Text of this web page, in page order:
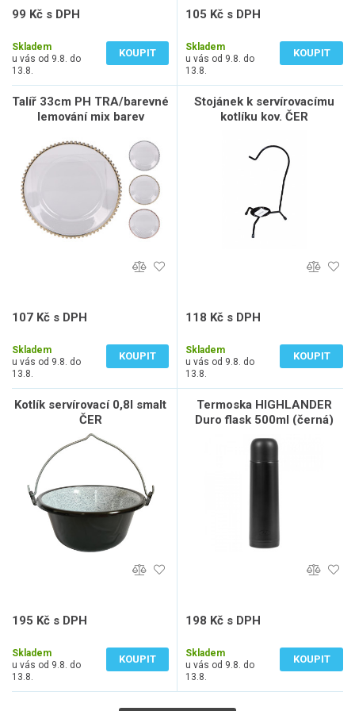
99 Kč s DPH
Skladem
u vás od 9.8. do
13.8.
KOUPIT
105 Kč s DPH
Skladem
u vás od 9.8. do
13.8.
KOUPIT
Talíř 33cm PH TRA/barevné
lemování mix barev
107 Kč s DPH
Skladem
u vás od 9.8. do
13.8.
KOUPIT
Stojánek k servírovacímu
kotlíku kov. ČER
118 Kč s DPH
Skladem
u vás od 9.8. do
13.8.
KOUPIT
Kotlík servírovací 0,8l smalt
ČER
195 Kč s DPH
Skladem
u vás od 9.8. do
13.8.
KOUPIT
Termoska HIGHLANDER
Duro flask 500ml (černá)
198 Kč s DPH
Skladem
u vás od 9.8. do
13.8.
KOUPIT